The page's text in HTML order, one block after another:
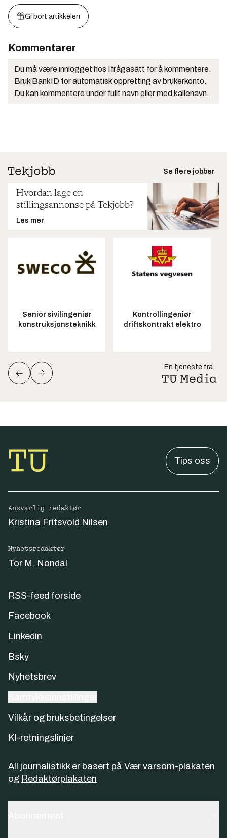
Gi bort artikkelen
Kommentarer
Du må være innlogget hos Ifrågasätt for å kommentere.
Bruk BankID for automatisk oppretting av brukerkonto.
Du kan kommentere under fullt navn eller med kallenavn.
Se flere jobber
Hvordan lage en
stillingsannonse på Tekjobb?
Les mer
Senior sivilingeniør
konstruksjonsteknikk
Kontrollingeniør
driftskontrakt elektro
En tjeneste fra
Tips oss
Ansvarlig redaktør
Kristina Fritsvold Nilsen
Nyhetsredaktør
Tor M. Nondal
RSS-feed forside
Facebook
Linkedin
Bsky
Nyhetsbrev
Vilkår og bruksbetingelser
KI-retningslinjer
All journalistikk er basert på Vær varsom-plakaten
og Redaktørplakaten